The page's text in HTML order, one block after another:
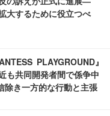
大するために役立つべ
PLAYGROUND』
も共同開発者間で係争中
き一方的な行動と主張